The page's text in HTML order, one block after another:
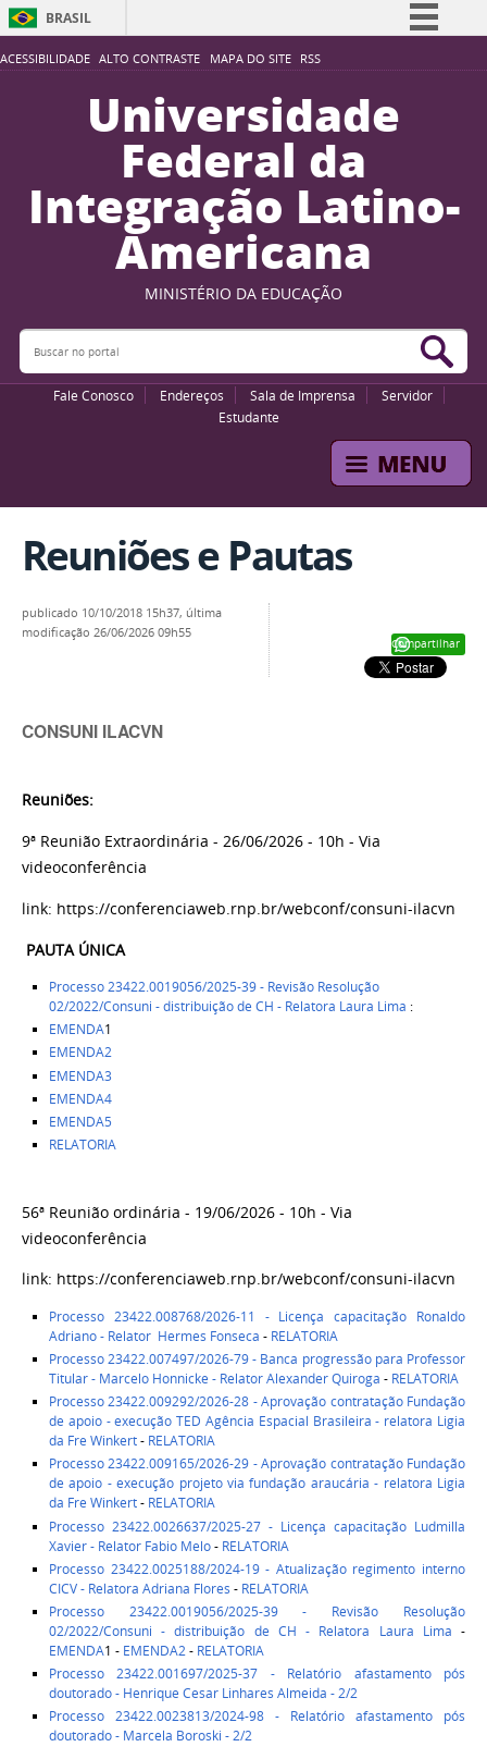
ACESSIBILIDADE ALTO CONTRASTE MAPA DO SITE RSS
BRASIL
Simplifique!
Participe
Acesso à informação
Legislação
Canais
Universidade
Federal da
Integração Latino-
Americana
MINISTÉRIO DA EDUCAÇÃO
Buscar no portal
Fale Conosco Endereços Sala de Imprensa
Servidor
Estudante
Reuniões e Pautas
Compartilhar
publicado 10/10/2018 15h37, última
modificação 26/06/2026 09h55
CONSUNI ILACVN
Reuniões:
9ª Reunião Extraordinária - 26/06/2026 - 10h - Via
videoconferência
link: https://conferenciaweb.rnp.br/webconf/consuni-ilacvn
PAUTA ÚNICA
Processo 23422.0019056/2025-39 - Revisão Resolução
02/2022/Consuni - distribuição de CH - Relatora Laura Lima :
EMENDA1
EMENDA2
EMENDA3
EMENDA4
EMENDA5
RELATORIA
56ª Reunião ordinária - 19/06/2026 - 10h - Via
videoconferência
link: https://conferenciaweb.rnp.br/webconf/consuni-ilacvn
Processo 23422.008768/2026-11 - Licença capacitação Ronaldo
Adriano - Relator Hermes Fonseca - RELATORIA
Processo 23422.007497/2026-79 - Banca progressão para Professor
Titular - Marcelo Honnicke - Relator Alexander Quiroga - RELATORIA
Processo 23422.009292/2026-28 - Aprovação contratação Fundação
de apoio - execução TED Agência Espacial Brasileira - relatora Ligia
da Fre Winkert- RELATORIA
Processo 23422.009165/2026-29 - Aprovação contratação Fundação
de apoio - execução projeto via fundação araucária - relatora Ligia
da Fre Winkert- RELATORIA
Processo 23422.0026637/2025-27 - Licença capacitação Ludmilla
Xavier - Relator Fabio Melo- RELATORIA
Processo 23422.0025188/2024-19 - Atualização regimento interno
CICV - Relatora Adriana Flores - RELATORIA
Processo 23422.0019056/2025-39 - Revisão Resolução
02/2022/Consuni - distribuição de CH - Relatora Laura Lima -
EMENDA1 - EMENDA2-RELATORIA
Processo 23422.001697/2025-37 - Relatório afastamento pós
doutorado - Henrique Cesar Linhares Almeida - 2/2
Processo 23422.0023813/2024-98 - Relatório afastamento pós
doutorado - Marcela Boroski - 2/2